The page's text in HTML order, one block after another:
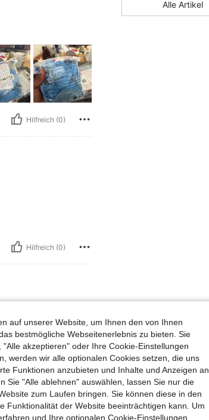
Hilfreich (0)
Hilfreich (0)
Alle Artikel
auf unserer Website, um Ihnen den von Ihnen
bestmögliche Webseitenerlebnis zu bieten. Sie
akzeptieren" oder Ihre Cookie-Einstellungen
werden wir alle optionalen Cookies setzen, die uns
Funktionen anzubieten und Inhalte und Anzeigen an
Sie "Alle ablehnen" auswählen, lassen Sie nur die
zum Laufen bringen. Sie können diese in den
Funktionalität der Website beeinträchtigen kann. Um
und Ihre optionalen Cookie-Einstellungen